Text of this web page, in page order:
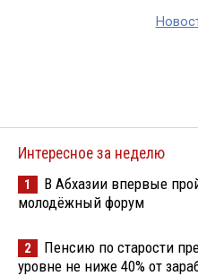
Интересное за неделю
1
В Абхазии впервые
молодёжный форум
2
Пенсию по старости
уровне не ниже 40% от